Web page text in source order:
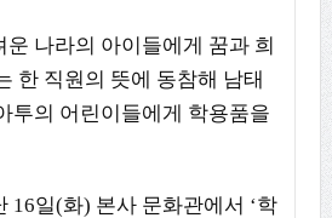
나라의 아이들에게 꿈과 희
한 직원의 뜻에 동참해 남태
투의 어린이들에게 학용품을
16일(화) 본사 문화관에서 ‘학